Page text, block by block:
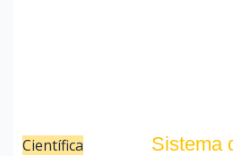
Científica
Sistema